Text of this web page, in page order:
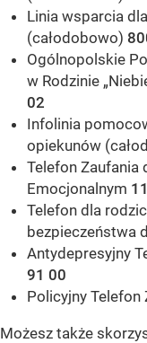
Linia wsparcia
(całodobowo)
Ogólnopolskie
w Rodzinie
02
Infolinia
opiekunów
Telefon Zaufania
Emocjonalnym
Telefon dla
bezpieczeństwa
Antydepresyjny
91 00
Policyjny Telefon
Możesz także